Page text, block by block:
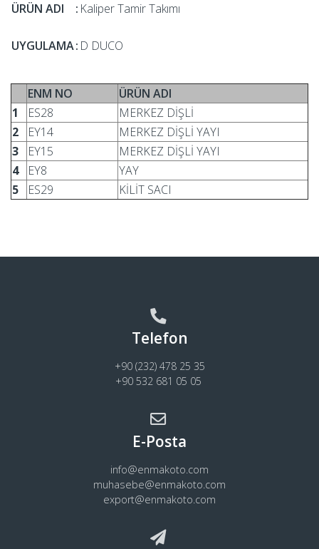
ÜRÜN ADI : Kaliper Tamir Takımı
UYGULAMA: D DUCO
ENM NO
ÜRÜN ADI
1
ES28
MERKEZ DİŞLİ
2
EY14
MERKEZ DİŞLİ YAYI
3
EY15
MERKEZ DİŞLİ YAYI
4
EY8
YAY
5
ES29 KİLİT SACI
Telefon
+90 (232) 478 25 35
+90 532 681 05 05
E-Posta
info@enmakoto.com
muhasebe@enmakoto.com
export@enmakoto.com